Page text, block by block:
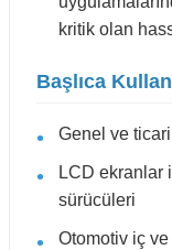
kritik olan
Başlıca
Genel ve
LCD ekranlar
sürücüleri
Otomotiv iç ve